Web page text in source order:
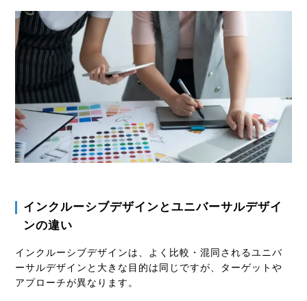
インクルーシブデザインとユニバーサルデザイ
ンの違い
インクルーシブデザインは、よく比較・混同されるユニバ
ーサルデザインと大きな目的は同じですが、ターゲットや
アプローチが異なります。